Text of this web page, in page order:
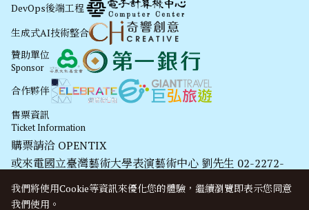
DevOps後端工程
生成式AI技術整合
贊助單位
Sponsor
合作夥伴
售票資訊
Ticket Information
購票請洽 OPENTIX
或來電國立臺灣藝術大學表演藝術中心 劉先生 02-2272-
2181#1753
我們將使用cookie等資訊來優化您的體驗，繼續瀏覽即表示您同意
我們使用。